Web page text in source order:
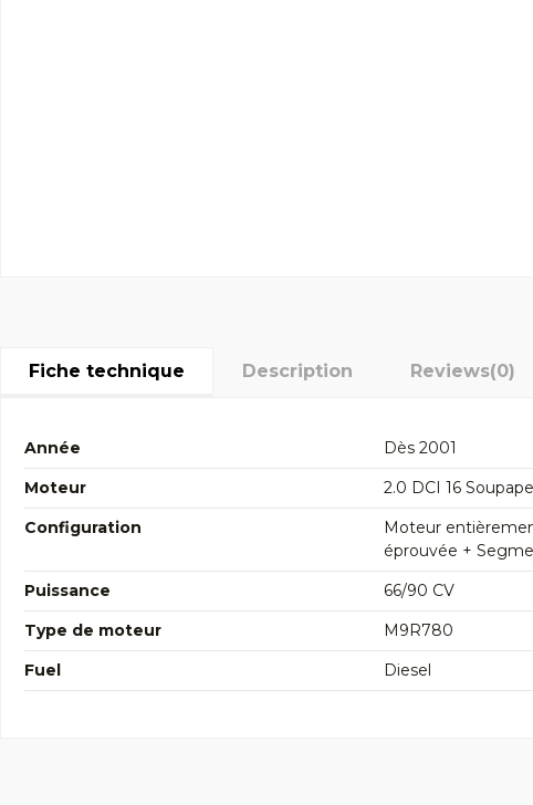
Fiche technique Description Reviews(0)
Année
Dès 2001
Moteur
2.0 DCI 16
Configuration
Moteur
éprouvée +
Puissance
66/90 CV
Type de moteur
M9R780
Fuel
Diesel